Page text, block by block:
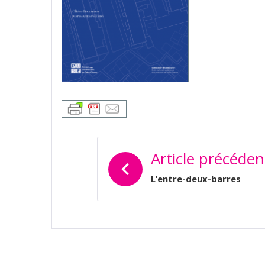
NAVIGATION
DE
L’ARTICLE
Article
L’entre-deux-barres